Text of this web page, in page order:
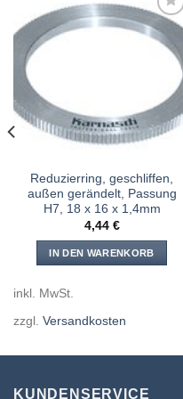
hinzufügen
Reduzierring, geschliffen,
außen gerändelt, Passung
H7, 18 x 16 x 1,4mm
4,44 €
IN DEN WARENKORB
inkl. MwSt.
zzgl. Versandkosten
KUNDENSERVICE